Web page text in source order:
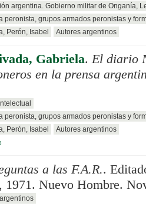
argentina. Gobierno militar de Onganía,
peronista, grupos armados peronistas y
Perón, Isabel
Autores argentinos
Gabriela. El diario
en la prensa
peronista, grupos armados peronistas y
Perón, Isabel
Autores argentinos
a las F.A.R..
1971. Nuevo Hombre.